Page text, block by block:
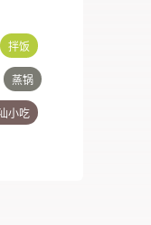
拌饭
蒸锅
小吃